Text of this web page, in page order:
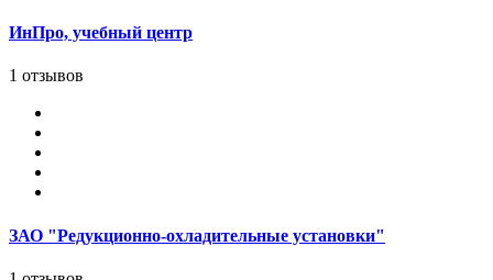
ИнПро, учебный центр
1 отзывов
ЗАО "Редукционно-охладительные установки"